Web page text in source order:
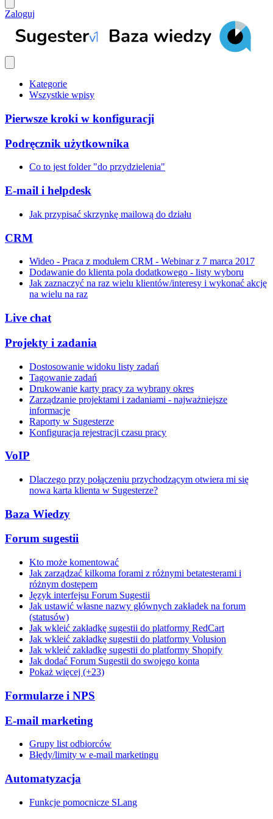
Zaloguj
Kategorie
Wszystkie wpisy
Pierwsze kroki w konfiguracji
Podręcznik użytkownika
Co to jest folder "do przydzielenia"
E-mail i helpdesk
Jak przypisać skrzynkę mailową do działu
CRM
Wideo - Praca z modułem CRM - Webinar z 7 marca 2017
Dodawanie do klienta pola dodatkowego - listy wyboru
Jak zaznaczyć na raz wielu klientów/interesy i wykonać akcję
na wielu na raz
Live chat
Projekty i zadania
Dostosowanie widoku listy zadań
Tagowanie zadań
Drukowanie karty pracy za wybrany okres
Zarządzanie projektami i zadaniami - najważniejsze
informacje
Raporty w Sugesterze
Konfiguracja rejestracji czasu pracy
VoIP
Dlaczego przy połączeniu przychodzącym otwiera mi się
nowa karta klienta w Sugesterze?
Baza Wiedzy
Forum sugestii
Kto może komentować
Jak zarządzać kilkoma forami z różnymi betatesterami i
różnym dostępem
Język interfejsu Forum Sugestii
Jak ustawić własne nazwy głównych zakładek na forum
(statusów)
Jak wkleić zakładkę sugestii do platformy RedCart
Jak wkleić zakładkę sugestii do platformy Volusion
Jak wkleić zakładkę sugestii do platformy Shopify
Jak dodać Forum Sugestii do swojego konta
Pokaż więcej (+23)
Formularze i NPS
E-mail marketing
Grupy list odbiorców
Błędy/limity w e-mail marketingu
Automatyzacja
Funkcje pomocnicze SLang